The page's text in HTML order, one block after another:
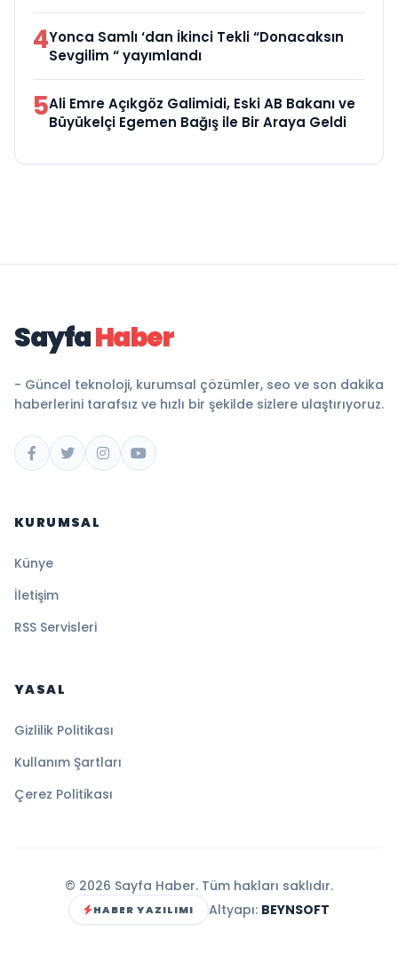
4Yonca Samlı ‘dan İkinci Tekli “Donacaksın
Sevgilim “ yayımlandı
5Ali Emre Açıkgöz Galimidi, Eski AB Bakanı ve
Büyükelçi Egemen Bağış ile Bir Araya Geldi
SayfaHaber
- Güncel teknoloji, kurumsal çözümler, seo ve son dakika
haberlerini tarafsız ve hızlı bir şekilde sizlere ulaştırıyoruz.
KURUMSAL
Künye
İletişim
RSS Servisleri
YASAL
Gizlilik Politikası
Kullanım Şartları
Çerez Politikası
© 2026 Sayfa Haber. Tüm hakları saklıdır.
HABER YAZILIMI Altyapı: BEYNSOFT